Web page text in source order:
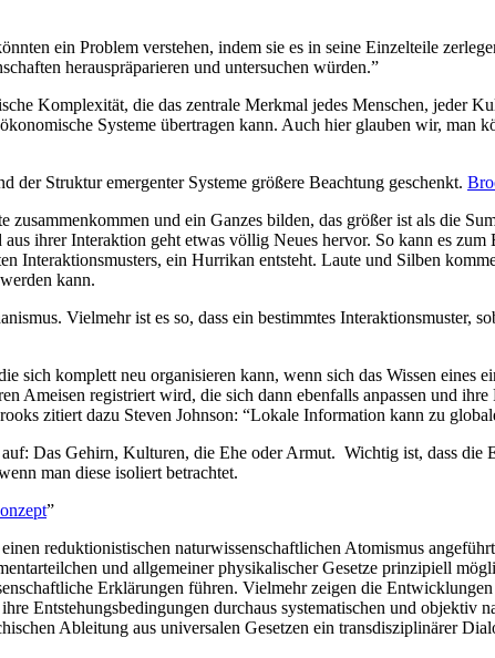
ein Problem verstehen, indem sie es in seine Einzelteile
herauspräparieren und untersuchen würden.”
Komplexität, die das zentrale Merkmal jedes Menschen, jeder
Systeme übertragen kann. Auch hier glauben wir, man
der Struktur emergenter Systeme größere Beachtung geschenkt.
zusammenkommen und ein Ganzes bilden, das größer ist als die
ihrer Interaktion geht etwas völlig Neues hervor. So kann es
Interaktionsmusters, ein Hurrikan entsteht. Laute und Silben
kann.
Vielmehr ist es so, dass ein bestimmtes Interaktionsmuster,
sich komplett neu organisieren kann, wenn sich das Wissen eines
Ameisen registriert wird, die sich dann ebenfalls anpassen und
zitiert dazu Steven Johnson: “Lokale Information kann zu
Das Gehirn, Kulturen, die Ehe oder Armut. Wichtig ist, dass die
man diese isoliert betrachtet.
”
reduktionistischen naturwissenschaftlichen Atomismus
und allgemeiner physikalischer Gesetze prinzipiell
Erklärungen führen. Vielmehr zeigen die
Entstehungsbedingungen durchaus systematischen und
Ableitung aus universalen Gesetzen ein transdisziplinärer